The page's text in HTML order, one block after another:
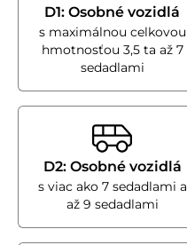
D1: Osobné vozidlá
s maximálnou celkovou
hmotnosťou 3,5 ta až 7
sedadlami
D2: Osobné vozidlá
s viac ako 7 sedadlami a
až 9 sedadlami